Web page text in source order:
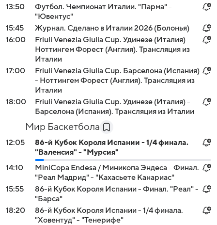
13:50
Футбол. Чемпионат Италии. "Парма" -
"Ювентус"
15:45
Журнал. Сделано в Италии 2026 (Болонья)
16:00
Friuli Venezia Giulia Cup. Удинезе (Италия) -
Ноттингем Форест (Англия). Трансляция из
Италии
17:00
Friuli Venezia Giulia Cup. Барселона (Испания)
- Ноттингем Форест (Англия). Трансляция из
Италии
18:00
Friuli Venezia Giulia Cup. Удинезе (Италия) -
Барселона (Испания). Трансляция из Италии
Мир Баскетбола
12:05
86-й Кубок Короля Испании - 1/4 финала.
"Валенсия" - "Мурсия"
14:10
MiniCopa Endesa / Миникопа Эндеса - Финал.
"Реал Мадрид" - "Кахасьете Канариас"
15:55
86-й Кубок Короля Испании - Финал. "Реал" -
"Барса"
18:20
86-й Кубок Короля Испании - 1/4 финала.
"Ховентуд" - "Тенерифе"